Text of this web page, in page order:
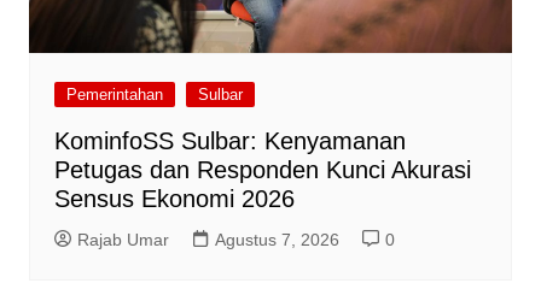
Pemerintahan Sulbar
KominfoSS Sulbar: Kenyamanan
Petugas dan Responden Kunci Akurasi
Sensus Ekonomi 2026
Rajab Umar Agustus 7, 2026 0